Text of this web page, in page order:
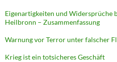
Eigenartigkeiten und Widersprüche
Heilbronn – Zusammenfassung
Warnung vor Terror unter falscher
Krieg ist ein totsicheres Geschäft